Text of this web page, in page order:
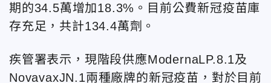
期的34.5萬增加18.3%。目前公費新冠疫苗庫
存充足，共計134.4萬劑。
疾管署表示，現階段供應ModernaLP.8.1及
NovavaxJN.1兩種廠牌的新冠疫苗，對於目前